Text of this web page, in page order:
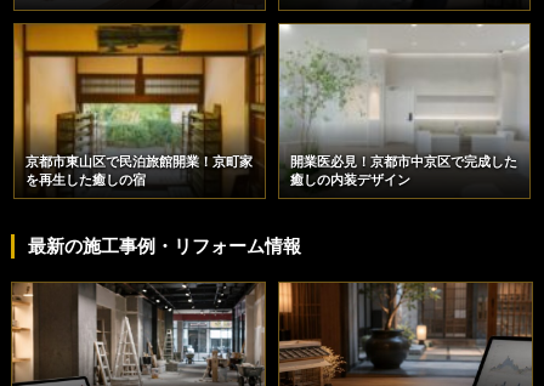
京都市東山区で民泊旅館開業！京町家
を再生した癒しの宿
開業医必見！京都市中京区で完成した
癒しの内装デザイン
最新の施工事例・リフォーム情報